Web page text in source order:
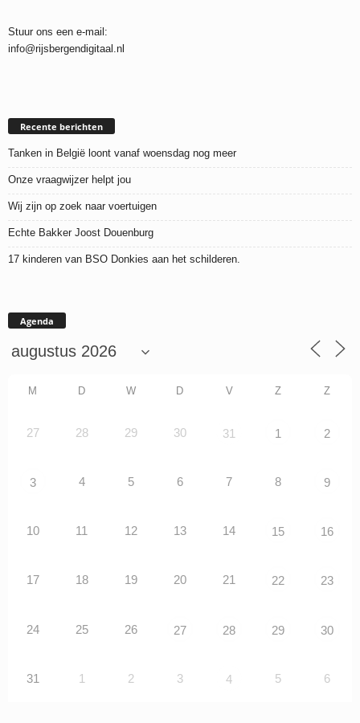
Stuur ons een e-mail:
info@rijsbergendigitaal.nl
Recente berichten
Tanken in België loont vanaf woensdag nog meer
Onze vraagwijzer helpt jou
Wij zijn op zoek naar voertuigen
Echte Bakker Joost Douenburg
17 kinderen van BSO Donkies aan het schilderen.
Agenda
M D W D V Z Z
27 28 29 30 31 1 2
3 4 5 6 7 8 9
10 11 12 13 14 15 16
17 18 19 20 21 22 23
24 25 26 27 28 29 30
31 1 2 3 4 5 6